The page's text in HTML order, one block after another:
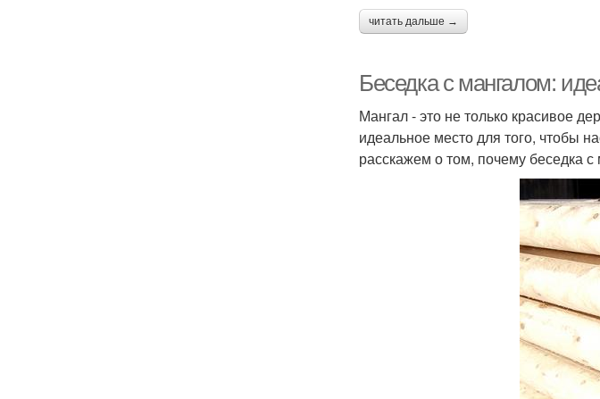
читать дальше →
Беседка с мангалом:
Мангал - это не только красивое
идеальное место для того, чтобы
расскажем о том, почему беседка